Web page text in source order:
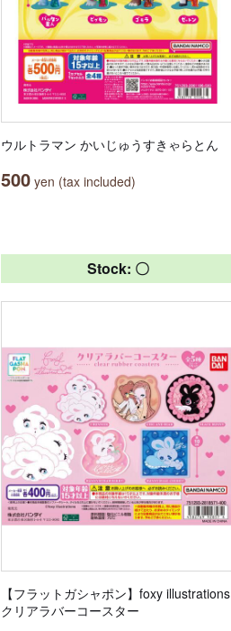
ウルトラマン かいじゅうすきゃらとん
500 yen (tax included)
Stock: 〇
【フラットガシャポン】foxy illustrations
クリアラバーコースター